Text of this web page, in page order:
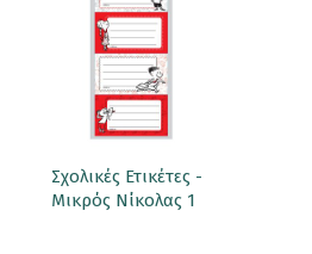
Σχολικές Ετικέτες -
Μικρός Νίκολας 1